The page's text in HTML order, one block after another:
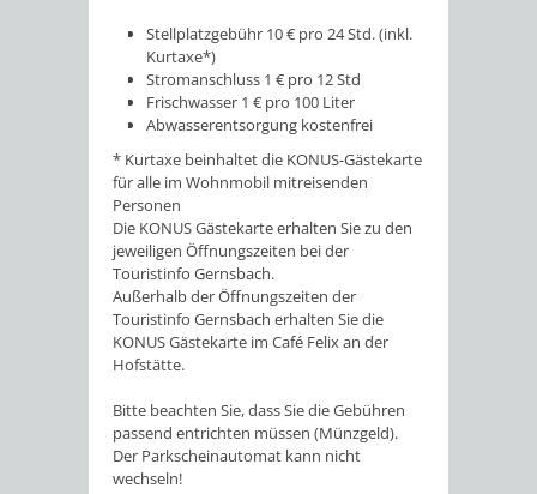
Stellplatzgebühr 10 € pro 24 Std. (inkl.
Kurtaxe*)
Stromanschluss 1 € pro 12 Std
Frischwasser 1 € pro 100 Liter
Abwasserentsorgung kostenfrei
* Kurtaxe beinhaltet die KONUS-Gästekarte
für alle im Wohnmobil mitreisenden
Personen
Die KONUS Gästekarte erhalten Sie zu den
jeweiligen Öffnungszeiten bei der
Touristinfo Gernsbach.
Außerhalb der Öffnungszeiten der
Touristinfo Gernsbach erhalten Sie die
KONUS Gästekarte im Café Felix an der
Hofstätte.
Bitte beachten Sie, dass Sie die Gebühren
passend entrichten müssen (Münzgeld).
Der Parkscheinautomat kann nicht
wechseln!